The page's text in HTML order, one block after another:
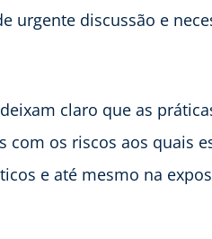
urgente discussão e
claro que as
os riscos aos quais
e até mesmo na